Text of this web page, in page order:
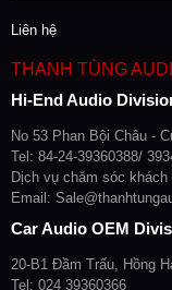
Liên hệ
THANH TÙNG
Hi-End Audio
No 53 Phan Bội Châu -
Tel: 84-24-39360388/
Dịch vụ chăm sóc khách
Email:
Car Audio OEM
20-B1 Đầm Trấu, Hồng
Tel: 024 39360366